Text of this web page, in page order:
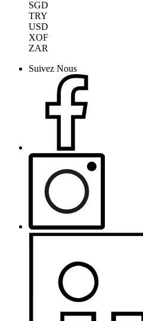
SGD
TRY
USD
XOF
ZAR
Suivez Nous